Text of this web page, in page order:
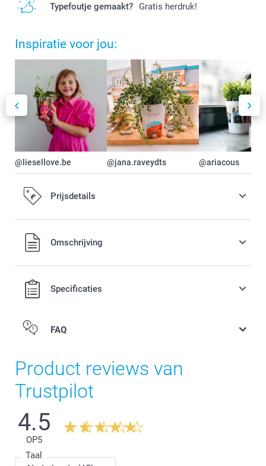
Typefoutje gemaakt? Gratis herdruk!
Inspiratie voor jou:
@liesellove.be @jana.raveydts @ariacous
Prijsdetails
Alle prijzen zijn in EURO (€) inclusief BTW en exclusief
verzendkosten.Omschrijving
Specificaties
Kleine bloempot
FAQ
Product reviews van
Trustpilot
4.5
OP5
Taal